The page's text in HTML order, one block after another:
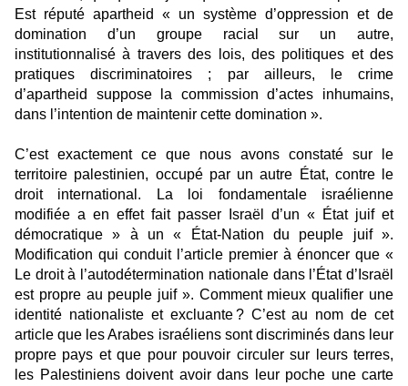
Est réputé apartheid « un système d’oppression et de
domination d’un groupe racial sur un autre,
institutionnalisé à travers des lois, des politiques et des
pratiques discriminatoires ; par ailleurs, le crime
d’apartheid suppose la commission d’actes inhumains,
dans l’intention de maintenir cette domination ».
C’est exactement ce que nous avons constaté sur le
territoire palestinien, occupé par un autre État, contre le
droit international. La loi fondamentale israélienne
modifiée a en effet fait passer Israël d’un « État juif et
démocratique » à un « État-Nation du peuple juif ».
Modification qui conduit l’article premier à énoncer que «
Le droit à l’autodétermination nationale dans l’État d’Israël
est propre au peuple juif ». Comment mieux qualifier une
identité nationaliste et excluante ? C’est au nom de cet
article que les Arabes israéliens sont discriminés dans leur
propre pays et que pour pouvoir circuler sur leurs terres,
les Palestiniens doivent avoir dans leur poche une carte